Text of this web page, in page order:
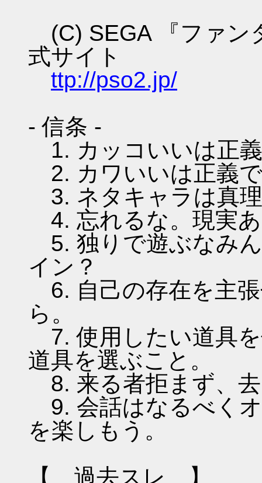
(C) SEGA 『ファン
式サイト
ttp://pso2.jp/
- 信条 -
1. カッコいいは正
2. カワいいは正義
3. ネタキャラは真
4. 忘れるな。現実
5. 独りで遊ぶなみ
イン？
6. 自己の存在を主
ら。
7. 使用したい道具
道具を選ぶこと。
8. 来る者拒まず、
9. 会話はなるべく
を楽しもう。
【 過去スレ 】